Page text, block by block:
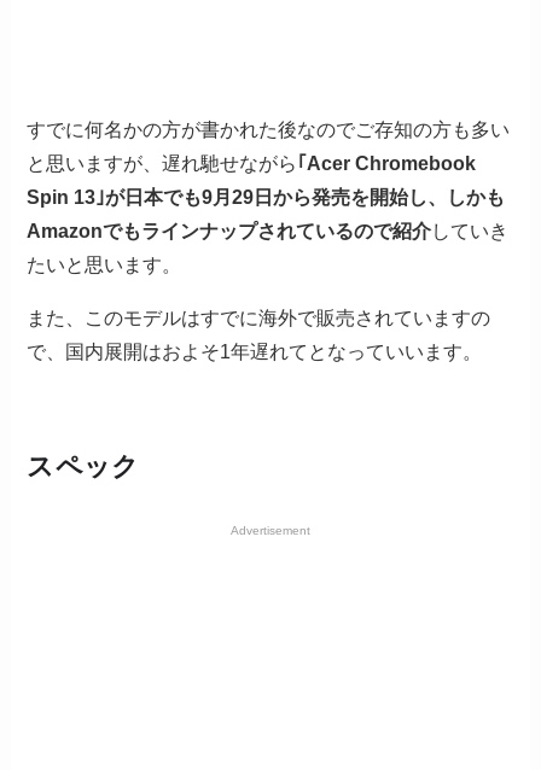
すでに何名かの方が書かれた後なのでご存知の方も多い
と思いますが、遅れ馳せながら ｢Acer Chromebook
Spin 13｣が日本でも9月29日から発売を開始し、しかも
Amazonでもラインナップされているので紹介していき
たいと思います。
また、このモデルはすでに海外で販売されていますの
で、国内展開はおよそ1年遅れてとなっていいます。
スペック
Advertisement